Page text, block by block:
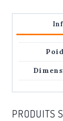
Ottmar
PRODUITS